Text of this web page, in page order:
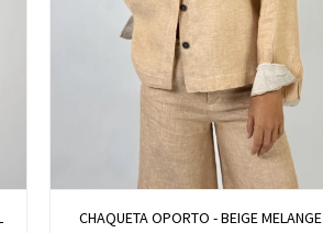
CHAQUETA OPORTO - BEIGE MELANGE